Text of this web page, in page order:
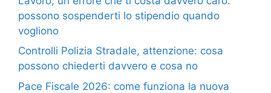
possono sospenderti lo stipendio quando
vogliono
Controlli Polizia Stradale, attenzione: cosa
possono chiederti davvero e cosa no
Pace Fiscale 2026: come funziona la nuova